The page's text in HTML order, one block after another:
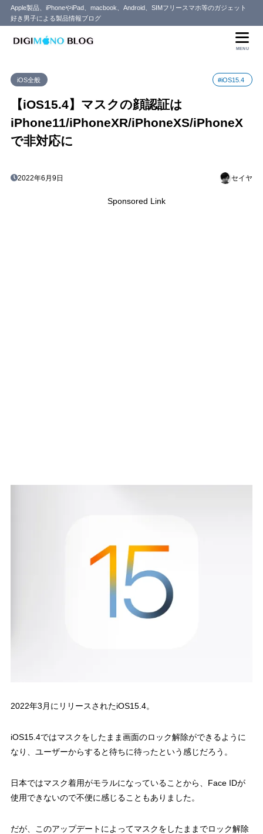
Apple製品、iPhoneやiPad、macbook、Android、SIMフリースマホ等のガジェット
好き男子による製品情報ブログ
MENU
iOS全般 #iOS15.4
【iOS15.4】マスクの顔認証は
iPhone11/iPhoneXR/iPhoneXS/iPhoneX
で非対応に
2022年6月9日 セイヤ
Sponsored Link
2022年3月にリリースされたiOS15.4。
iOS15.4ではマスクをしたまま画面のロック解除ができるように
なり、ユーザーからすると待ちに待ったという感じだろう。
日本ではマスク着用がモラルになっていることから、Face IDが
使用できないので不便に感じることもありました。
だが、このアップデートによってマスクをしたままでロック解除
目次
1.1 対応機種はiPhone12以降とのこと